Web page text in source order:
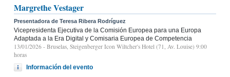
Margrethe Vestager
Presentadora de Teresa Ribera Rodríguez
Vicepresidenta Ejecutiva de la Comisión Europea para una Europa
Adaptada a la Era Digital y Comisaria Europea de Competencia
13/01/2026 - Bruselas, Steigenberger Icon Wiltcher's Hotel (71, Av. Louise) 9:00
horas
Información del evento